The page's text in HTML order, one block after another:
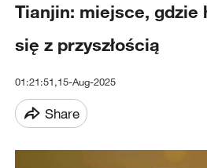
Tianjin: miejsce, gdzie
się z przyszłością
01:21:51,15-Aug-2025
Share